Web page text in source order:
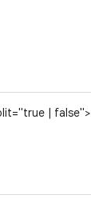
| false">